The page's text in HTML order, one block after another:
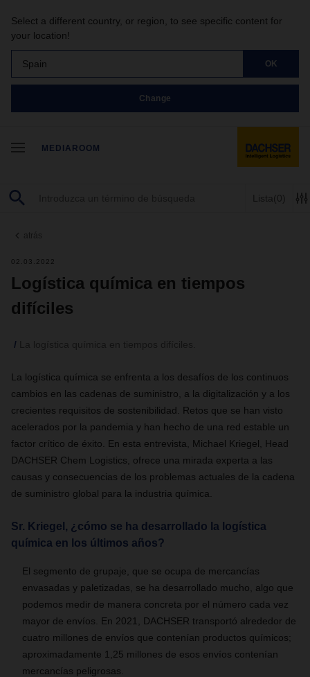
Select a different country, or region, to see specific content for
your location!
Spain OK
Change
MEDIAROOM
Lista (0)
atrás
02.03.2022
Logística química en tiempos
difíciles
La logística química se enfrenta a los desafíos de los continuos
cambios en las cadenas de suministro, a la digitalización y a los
crecientes requisitos de sostenibilidad. Retos que se han visto
acelerados por la pandemia y han hecho de una red estable un
factor crítico de éxito. En esta entrevista, Michael Kriegel, Head
DACHSER Chem Logistics, ofrece una mirada experta a las
causas y consecuencias de los problemas actuales de la cadena
de suministro global para la industria química.
Sr. Kriegel, ¿cómo se ha desarrollado la logística
química en los últimos años?
El segmento de grupaje, que se ocupa de mercancías
envasadas y paletizadas, se ha desarrollado mucho, algo que
podemos medir de manera concreta por el número cada vez
mayor de envíos. En 2021, DACHSER transportó alrededor de
cuatro millones de envíos que contenían productos químicos;
aproximadamente 1,25 millones de esos envíos contenían
mercancías peligrosas.